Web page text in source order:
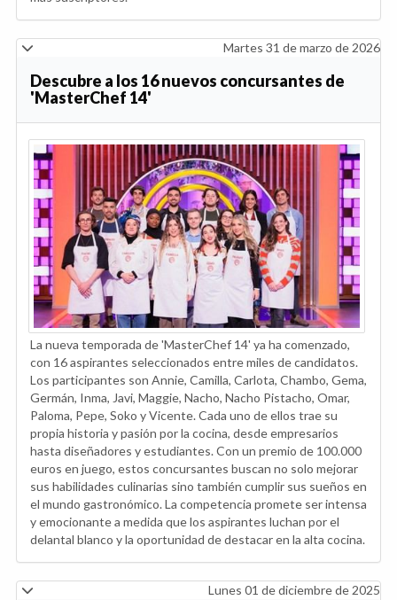
Martes 31 de marzo de 2026
Descubre a los 16 nuevos concursantes de
'MasterChef 14'
La nueva temporada de 'MasterChef 14' ya ha comenzado,
con 16 aspirantes seleccionados entre miles de candidatos.
Los participantes son Annie, Camilla, Carlota, Chambo, Gema,
Germán, Inma, Javi, Maggie, Nacho, Nacho Pistacho, Omar,
Paloma, Pepe, Soko y Vicente. Cada uno de ellos trae su
propia historia y pasión por la cocina, desde empresarios
hasta diseñadores y estudiantes. Con un premio de 100.000
euros en juego, estos concursantes buscan no solo mejorar
sus habilidades culinarias sino también cumplir sus sueños en
el mundo gastronómico. La competencia promete ser intensa
y emocionante a medida que los aspirantes luchan por el
delantal blanco y la oportunidad de destacar en la alta cocina.
Lunes 01 de diciembre de 2025